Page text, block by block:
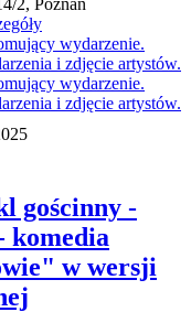
gościnny -
komedia
w wersji